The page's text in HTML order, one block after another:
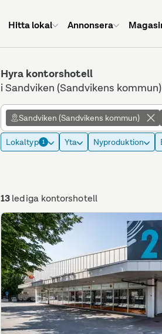
Hitta lokal Annonsera
Hyra kontorshotell
i Sandviken (Sandvikens kommun)
Sandviken (Sandvikens kommun)
Lokaltyp 1 Yta Nyproduktion
13lediga kontorshotell